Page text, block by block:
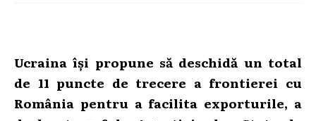
Ucraina își propune să deschidă un total
de 11 puncte de trecere a frontierei cu
România pentru a facilita exporturile, a